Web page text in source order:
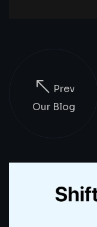
Prev
Our Blog